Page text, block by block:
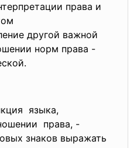
права и
другой важной
норм права -
языка,
права, -
знаков выражать